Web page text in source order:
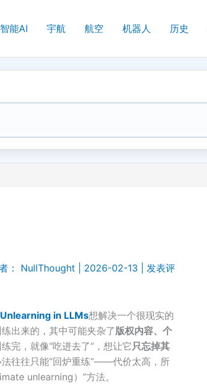
能AI 宇航 航空 机器人 历史
： NullThought 2026-02-13
发表评
in LLMs想解决一个很现实的
出来的，其中可能夹杂了版权内容、个
完，就像“吃进去了”，想让它只忘掉其
往往只能“回炉重练”——代价太高，所
unlearning）”方法。